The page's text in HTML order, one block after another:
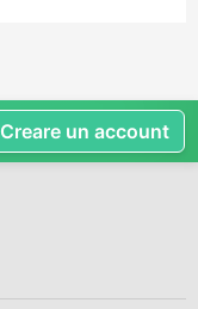
Creare un account